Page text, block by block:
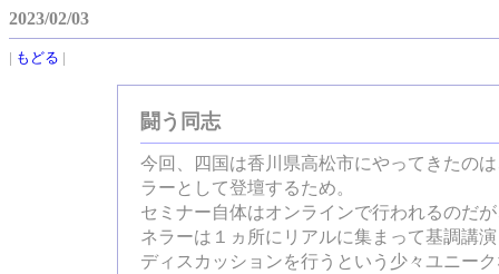
2023/02/03
| もどる |
闘う同志
今回、四国は香川県高松市にやってきたの
ラーとして登壇するため。
セミナー自体はオンラインで行われるのだ
ネラーは１ヵ所にリアルに集まって基調講
ディスカッションを行うという少々ユニー